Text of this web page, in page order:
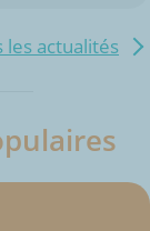
les actualités